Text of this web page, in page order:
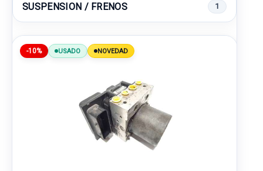
SUSPENSION / FRENOS 1
-10% USADO NOVEDAD